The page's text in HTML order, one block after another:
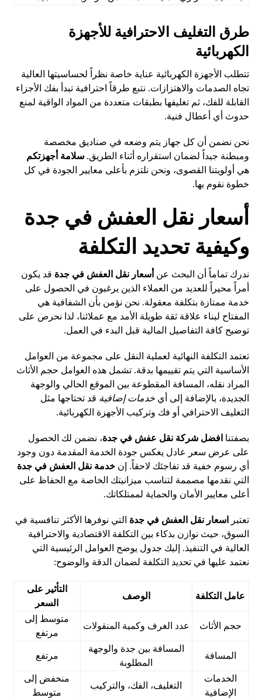
طرق التغليف الاحترافية للأجهزة
الكهربائية
تتطلب الأجهزة الكهربائية عناية خاصة نظراً لحساسيتها العالية
تجاه الصدمات والاهتزازات. نتبع طرقاً احترافية تبدأ بفك الأجزاء
القابلة للفك، ثم تغليفها بطبقات متعددة من المواد الواقية لمنع
حدوث أي أعطال فنية.
نحن نضمن أن كل جهاز يتم وضعه في صناديق مخصصة
ومبطنة جيداً لضمان استقراره أثناء الطريق.سلامة أجهزتكم
هي أولويتنا القصوى، ونحن نلتزم بأعلى معايير الجودة في كل
خطوة نقوم بها.
أسعار نقل العفش في جدة
وكيفية تحديد التكلفة
ندرك تماماً أن البحث عن أسعار نقل العفش في جدة قد يكون
أمراً محيراً للعديد من العملاء الذين يرغبون في الحصول على
خدمة ممتازة بتكلفة معقولة. نحن نؤمن بأن الشفافية هي
المفتاح لبناء علاقة ثقة طويلة الأمد مع عملائنا، لذا نحرص على
توضيح كافة التفاصيل المالية قبل البدء في العمل.
تعتمد التكلفة النهائية لعملية النقل على مجموعة من العوامل
الأساسية التي يتم تقييمها بدقة. تشمل هذه العوامل حجم الأثاث
المراد نقله، المسافة المقطوعة بين الموقع الحالي والوجهة
الجديدة، بالإضافة إلى أيخدمات إضافية قد تحتاجها مثل
التغليف الاحترافي أو فك وتركيب الأجهزة الكهربائية.
بصفتنا افضل شركة نقل عفش في جدة، نضمن لك الحصول
على عرض سعر عادل يعكس جودة الخدمة المقدمة دون وجود
أي رسوم خفية قد تفاجئك لاحقاً. إنخدمة نقل العفش في جدة
التي نقدمها مصممة لتناسب ميزانيتك الخاصة مع الحفاظ على
أعلى معايير الأمان والحماية لممتلكاتك.
تعتبر اسعار نقل العفش في جدة التي نوفرها الأكثر تنافسية في
السوق، حيث نوازن بذكاء بين التكلفة الاقتصادية والاحترافية
العالية في التنفيذ. إليك جدول يوضح العوامل الرئيسية التي
نعتمد عليها في تحديد التكلفة لضمان الدقة والوضوح:
عامل التكلفة الوصف
التأثير على
السعر
حجم الأثاث عدد الغرف وكمية المنقولات
متوسط إلى
مرتفع
المسافة
المسافة بين جدة والوجهة
المطلوبة
مرتفع
الخدمات
الإضافية
التغليف، الفك، والتركيب
منخفض إلى
متوسط